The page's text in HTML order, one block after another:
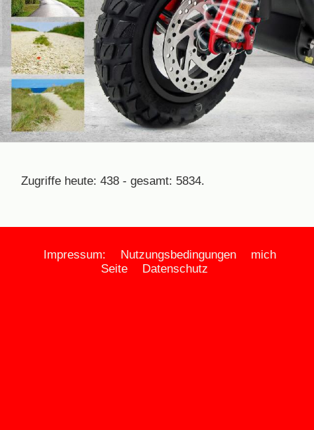
Zugriffe heute: 438 - gesamt: 5834.
Impressum: Nutzungsbedingungen
mich
Seite
Datenschutz